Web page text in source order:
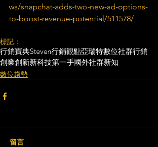
ws/snapchat-adds-two-new-ad-options-
to-boost-revenue-potential/511578/
標記：
行銷寶典Steven行銷觀點亞瑞特數位社群行銷
創業創新新科技第一手國外社群新知
數位趨勢
留言